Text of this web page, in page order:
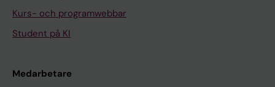
Kurs- och programwebbar
Student på KI
Medarbetare